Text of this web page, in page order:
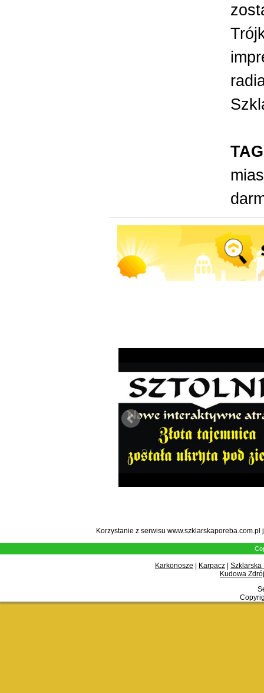
Korzystanie z serwisu
Karkonosze Karpacz
Szklarska
Kudowa